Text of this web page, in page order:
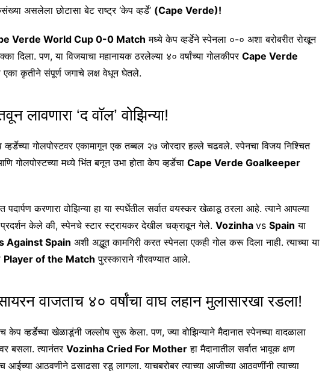
असलेला छोटासा बेट राष्ट्र ‘केप व्हर्डे’ (Cape Verde)!
Verde World Cup 0-0 Match मध्ये केप व्हर्डेने स्पेनला ०-० अशा बरोबरीत रोखून
दिला. पण, या विजयाचा महानायक ठरलेल्या ४० वर्षांच्या गोलकीपर Cape Verde
एका कृतीने संपूर्ण जगाचे लक्ष वेधून घेतले.
लावणारा ‘द वॉल’ वोझिन्या!
गोलपोस्टवर एकामागून एक तब्बल २७ जोरदार हल्ले चढवले. स्पेनचा विजय निश्चित
गोलपोस्टच्या मध्ये भिंत बनून उभा होता केप व्हर्डेचा Cape Verde Goalkeeper
पदार्पण करणारा वोझिन्या हा या स्पर्धेतील सर्वात वयस्कर खेळाडू ठरला आहे. त्याने आपल्या
केले की, स्पेनचे स्टार स्ट्रायकर देखील चक्रावून गेले. Vozinha vs Spain या
Against Spain अशी अद्भूत कामगिरी करत स्पेनला एकही गोल करू दिला नाही. त्याच्या या
Player of the Match पुरस्काराने गौरवण्यात आले.
वाजताच ४० वर्षांचा वाघ लहान मुलासारखा रडला!
केप व्हर्डेच्या खेळाडूंनी जल्लोष सुरू केला. पण, ज्या वोझिन्याने मैदानात स्पेनच्या वादळाला
बसला. त्यानंतर Vozinha Cried For Mother हा मैदानातील सर्वात भावूक क्षण
आईच्या आठवणीने ढसाढसा रडू लागला. याचबरोबर त्याच्या आजीच्या आठवणींनी त्याच्या